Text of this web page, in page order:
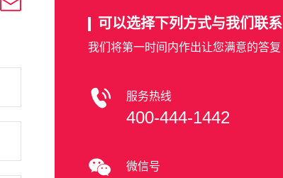
可以选择下列方式与我们联系
我们将第一时间内作出让您满意的答复
服务热线
400-444-1442
微信号